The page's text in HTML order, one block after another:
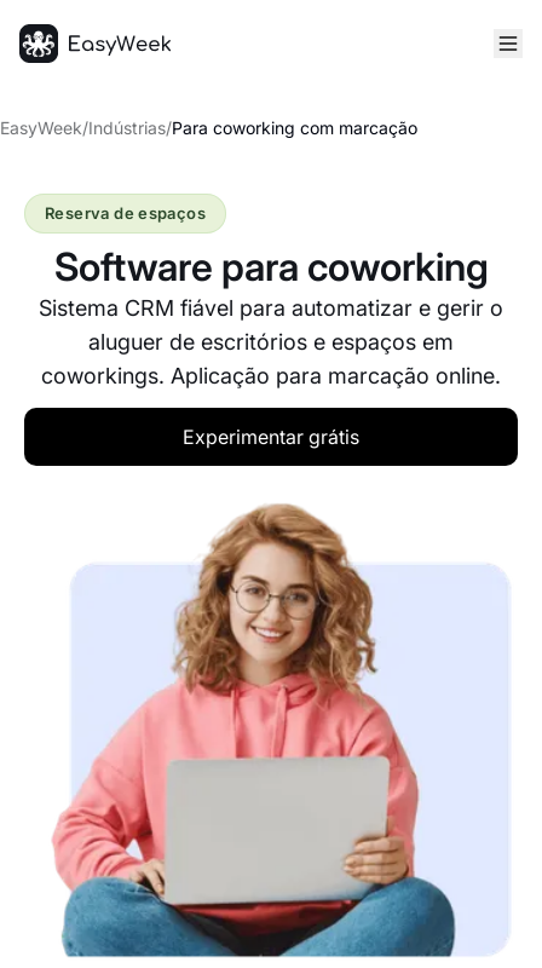
EasyWeek/Indústrias/Para coworking com marcação
Software para coworking
Sistema CRM fiável para automatizar e gerir o
aluguer de escritórios e espaços em
coworkings. Aplicação para marcação online.
Reserva de espaços
Experimentar grátis